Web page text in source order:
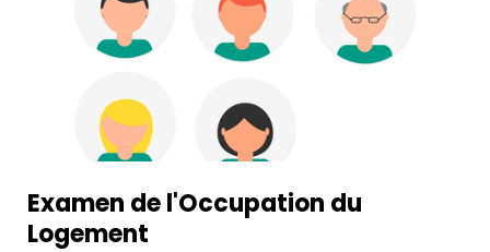
Examen de l'Occupation du
Logement